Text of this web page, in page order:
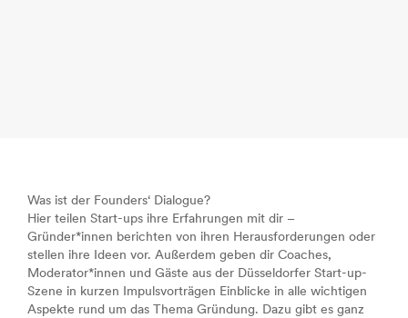
Was ist der Founders‘ Dialogue?
Hier teilen Start-ups ihre Erfahrungen mit dir –
Gründer*innen berichten von ihren Herausforderungen oder
stellen ihre Ideen vor. Außerdem geben dir Coaches,
Moderator*innen und Gäste aus der Düsseldorfer Start-up-
Szene in kurzen Impulsvorträgen Einblicke in alle wichtigen
Aspekte rund um das Thema Gründung. Dazu gibt es ganz